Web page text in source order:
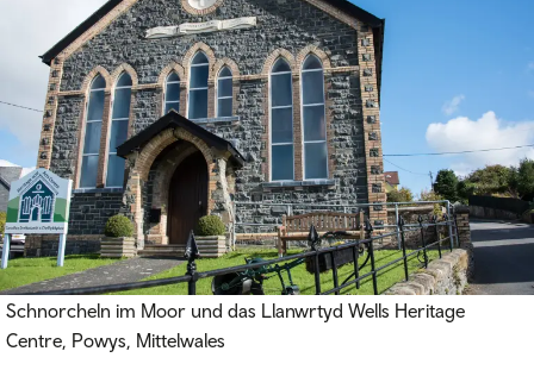
Schnorcheln im Moor und das Llanwrtyd Wells Heritage
Centre, Powys, Mittelwales